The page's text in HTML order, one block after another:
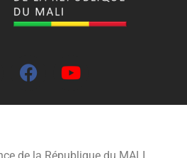
de la République du MALI